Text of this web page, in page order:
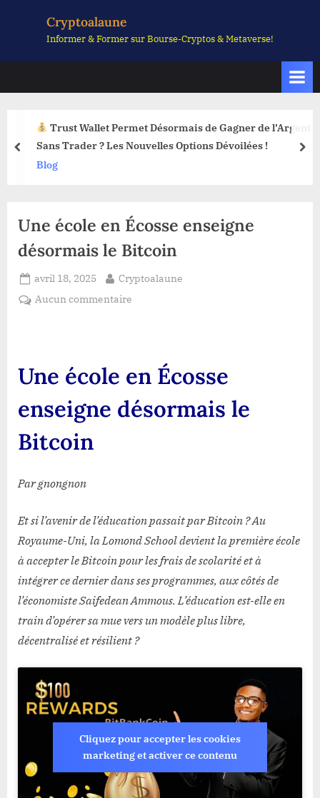
Cryptoalaune
Informer & Former sur Bourse-Cryptos & Metaverse!
Trust Wallet Permet Désormais de Gagner de l’Argent
Sans Trader ? Les Nouvelles Options Dévoilées !
Blog
prev
Une école en Écosse enseigne
désormais le Bitcoin
Posted
on
avril 18, 2025 By
Cryptoalaune
Aucun commentaire
Écosse
enseigne
désormais
le
Une école en Écosse
enseigne désormais le
Bitcoin
Par gnongnon
Et si l’avenir de l’éducation passait par Bitcoin ? Au
Royaume-Uni, la Lomond School devient la première école
à accepter le Bitcoin pour les frais de scolarité et à
intégrer ce dernier dans ses programmes, aux côtés de
l’économiste Saifedean Ammous. L’éducation est-elle en
train d’opérer sa mue vers un modèle plus libre,
décentralisé et résilient ?
Cliquez pour accepter les cookies
marketing et activer ce contenu